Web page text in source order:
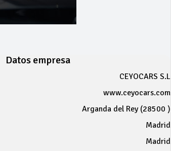
Datos empresa
CEYOCARS S.L
www.ceyocars.com
Arganda del Rey (28500 )
Madrid
Madrid